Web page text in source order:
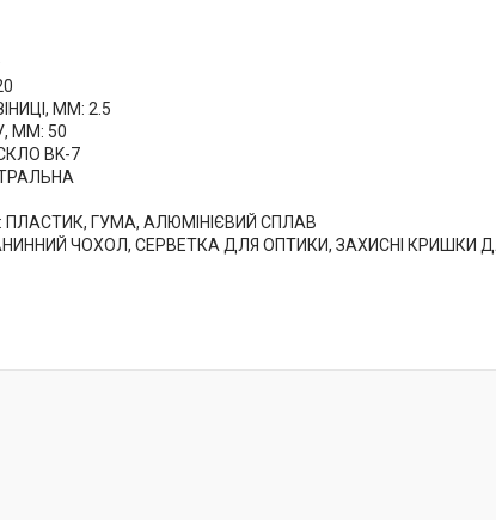
ММ: 2.5
ММ: 50
BK-7
ПЛАСТИК, ГУМА, АЛЮМІНІЄВИЙ СПЛАВ
ЧОХОЛ, СЕРВЕТКА ДЛЯ ОПТИКИ, ЗАХИСНІ КРИШКИ